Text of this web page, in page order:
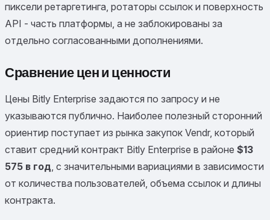
пиксели ретаргетинга, ротаторы ссылок и поверхность
API - часть платформы, а не заблокированы за
отдельно согласованными дополнениями.
Сравнение цен и ценности
Цены Bitly Enterprise задаются по запросу и не
указываются публично. Наиболее полезный сторонний
ориентир поступает из рынка закупок Vendr, который
ставит средний контракт Bitly Enterprise в районе $13
575 в год, с значительными вариациями в зависимости
от количества пользователей, объема ссылок и длины
контракта.